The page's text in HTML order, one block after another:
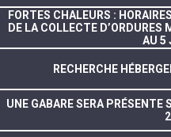
FORTES CHALEURS :
DE LA COLLECTE D’ORDURES
AU 5
RECHERCHE
UNE GABARE SERA